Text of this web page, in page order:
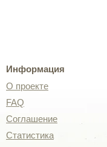
Информация
О проекте
FAQ
Соглашение
Статистика